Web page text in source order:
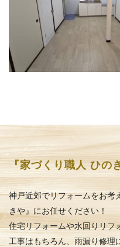
『家づくり職人 ひの
神戸近郊でリフォームをお考
きや』にお任せください！
住宅リフォームや水回りリフ
工事はもちろん、雨漏り修理